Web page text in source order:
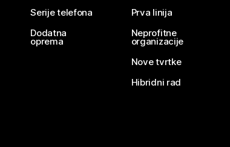
Serije telefona
Dodatna
oprema
Prva linija
Neprofitne
organizacije
Nove tvrtke
Hibridni rad